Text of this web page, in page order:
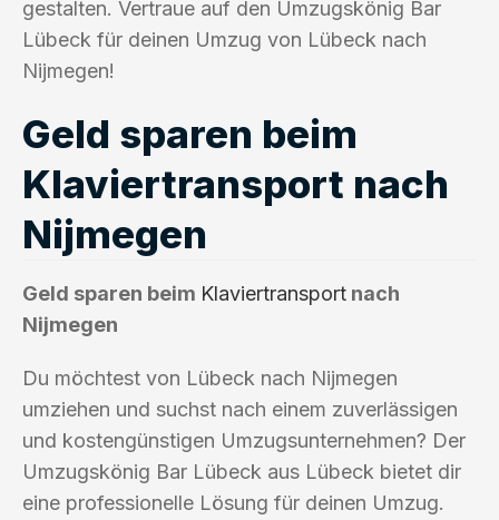
gestalten. Vertraue auf den Umzugskönig Bar
Lübeck für deinen Umzug von Lübeck nach
Nijmegen!
Geld sparen beim
Klaviertransport nach
Nijmegen
Geld sparen beim Klaviertransport nach
Nijmegen
Du möchtest von Lübeck nach Nijmegen
umziehen und suchst nach einem zuverlässigen
und kostengünstigen Umzugsunternehmen? Der
Umzugskönig Bar Lübeck aus Lübeck bietet dir
eine professionelle Lösung für deinen Umzug.